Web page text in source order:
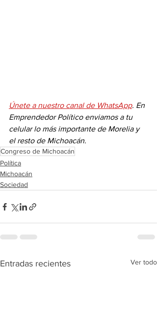
Únete a nuestro canal de WhatsApp. En
Emprendedor Político enviamos a tu
celular lo más importante de Morelia y
el resto de Michoacán.
Congreso de Michoacán
Política
Michoacán
Sociedad
Entradas recientes Ver todo